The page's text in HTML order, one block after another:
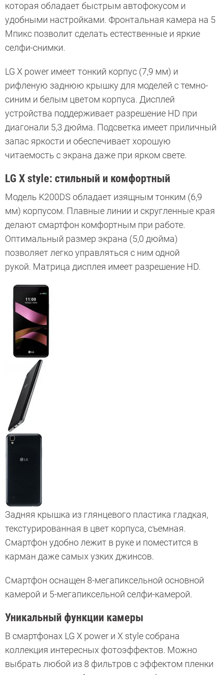
которая обладает быстрым автофокусом и
удобными настройками. Фронтальная камера на 5
Мпикс позволит сделать естественные и яркие
селфи-снимки.
LG X power имеет тонкий корпус (7,9 мм) и
рифленую заднюю крышку для моделей с темно-
синим и белым цветом корпуса. Дисплей
устройства поддерживает разрешение HD при
диагонали 5,3 дюйма. Подсветка имеет приличный
запас яркости и обеспечивает хорошую
читаемость с экрана даже при ярком свете.
LG X style: стильный и комфортный
Модель K200DS обладает изящным тонким (6,9
мм) корпусом. Плавные линии и скругленные края
делают смартфон комфортным при работе.
Оптимальный размер экрана (5,0 дюйма)
позволяет легко управляться с ним одной
рукой. Матрица дисплея имеет разрешение HD.
Задняя крышка из глянцевого пластика гладкая,
текстурированная в цвет корпуса, съемная.
Смартфон удобно лежит в руке и поместится в
карман даже самых узких джинсов.
Смартфон оснащен 8-мегапиксельной основной
камерой и 5-мегапиксельной селфи-камерой.
Уникальный функции камеры
В смартфонах LG X power и X style собрана
коллекция интересных фотоэффектов. Можно
выбрать любой из 8 фильтров с эффектом пленки